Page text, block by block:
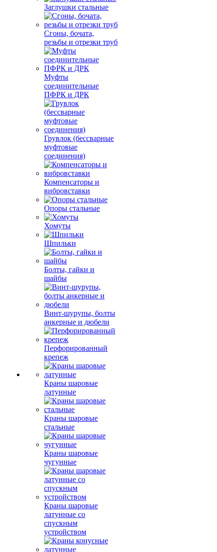
Заглушки стальные
Сгоны, бочата,
резьбы и отрезки труб
Муфты
соединительные
ПФРК и ДРК
Грувлок (бессварные
муфтовые
соединения)
Компенсаторы и
вибровставки
Опоры стальные
Хомуты
Шпильки
Болты, гайки и
шайбы
Винт-шурупы, болты
анкерные и дюбели
Перфорированный
крепеж
Краны шаровые
латунные
Краны шаровые
стальные
Краны шаровые
чугунные
Краны шаровые
латунные со
спускным
устройством